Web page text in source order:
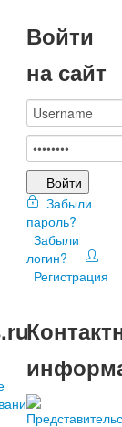
Войти
на сайт
Войти
Забыли
пароль?
Забыли
логин?
Регистрация